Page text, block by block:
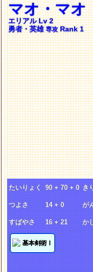
マオ・マオ
エリアル Lv 2
勇者・英雄専攻Rank 1
たいりょく 90 + 70 + 0 き
つよさ 14 + 0 が
すばやさ 16 + 21 か
基本剣術Ⅰ